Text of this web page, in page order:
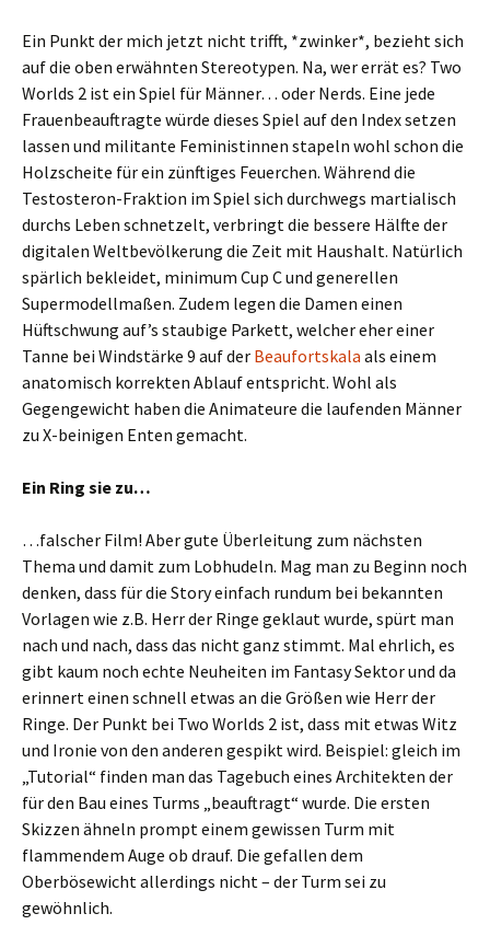
Ein Punkt der mich jetzt nicht trifft, *zwinker*, bezieht sich
auf die oben erwähnten Stereotypen. Na, wer errät es? Two
Worlds 2 ist ein Spiel für Männer… oder Nerds. Eine jede
Frauenbeauftragte würde dieses Spiel auf den Index setzen
lassen und militante Feministinnen stapeln wohl schon die
Holzscheite für ein zünftiges Feuerchen. Während die
Testosteron-Fraktion im Spiel sich durchwegs martialisch
durchs Leben schnetzelt, verbringt die bessere Hälfte der
digitalen Weltbevölkerung die Zeit mit Haushalt. Natürlich
spärlich bekleidet, minimum Cup C und generellen
Supermodellmaßen. Zudem legen die Damen einen
Hüftschwung auf’s staubige Parkett, welcher eher einer
Tanne bei Windstärke 9 auf der Beaufortskala als einem
anatomisch korrekten Ablauf entspricht. Wohl als
Gegengewicht haben die Animateure die laufenden Männer
zu X-beinigen Enten gemacht.
Ein Ring sie zu…
…falscher Film! Aber gute Überleitung zum nächsten
Thema und damit zum Lobhudeln. Mag man zu Beginn noch
denken, dass für die Story einfach rundum bei bekannten
Vorlagen wie z.B. Herr der Ringe geklaut wurde, spürt man
nach und nach, dass das nicht ganz stimmt. Mal ehrlich, es
gibt kaum noch echte Neuheiten im Fantasy Sektor und da
erinnert einen schnell etwas an die Größen wie Herr der
Ringe. Der Punkt bei Two Worlds 2 ist, dass mit etwas Witz
und Ironie von den anderen gespikt wird. Beispiel: gleich im
„Tutorial“ finden man das Tagebuch eines Architekten der
für den Bau eines Turms „beauftragt“ wurde. Die ersten
Skizzen ähneln prompt einem gewissen Turm mit
flammendem Auge ob drauf. Die gefallen dem
Oberbösewicht allerdings nicht – der Turm sei zu
gewöhnlich.